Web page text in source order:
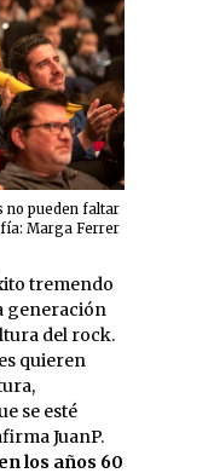
no pueden faltar
Marga Ferrer
tremendo
generación
del rock.
quieren
se esté
JuanP.
los años 60